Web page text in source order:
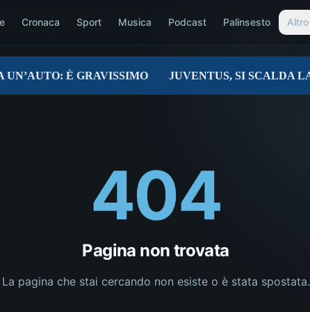
Cronaca Sport Musica Podcast Palinsesto Altro
404
Pagina non trovata
La pagina che stai cercando non esiste o è stata spostata.